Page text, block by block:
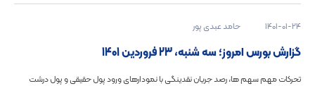
1401-01-24 حامد عبدی پور
گزارش بورس امروز؛ سه شنبه، 23 فروردین 1401
تحرکات مهم سهم ها، رصد جریان نقدینگی با نمودارهای ورود پول حقیقی و پول درشت